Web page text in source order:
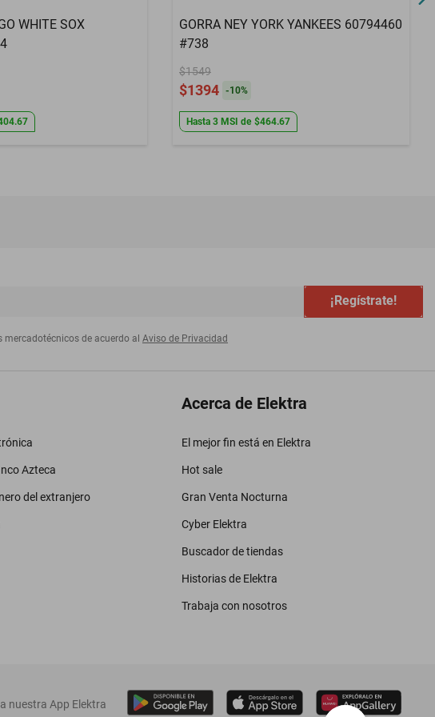
WHITE SOX
GORRA NEY YORK YANKEES 60794460
#738
$1549
$1394 -10%
Hasta 3 MSI de $464.67
¡Regístrate!
de acuerdo al Aviso de Privacidad
Azteca
del extranjero
Acerca de Elektra
El mejor fin está en Elektra
Hot sale
Gran Venta Nocturna
Cyber Elektra
Buscador de tiendas
Historias de Elektra
Trabaja con nosotros
nuestra App Elektra